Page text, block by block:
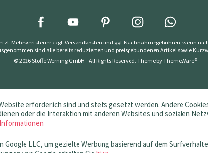
Mehrwertsteuer zzgl. Versandkosten und ggf. Nachnahmegebühren, wenn
sind alle bereits reduzierten und preisgebundenen Artikel sowie
© 2026 Stoffe Werning GmbH - All Rights Reserved. Theme byThemeWare®
erforderlich sind und stets gesetzt werden. Andere
oder die Interaktion mit anderen Websites und sozialen
LLC, um gezielte Werbung basierend auf dem